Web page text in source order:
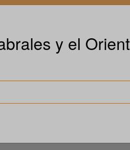
y el